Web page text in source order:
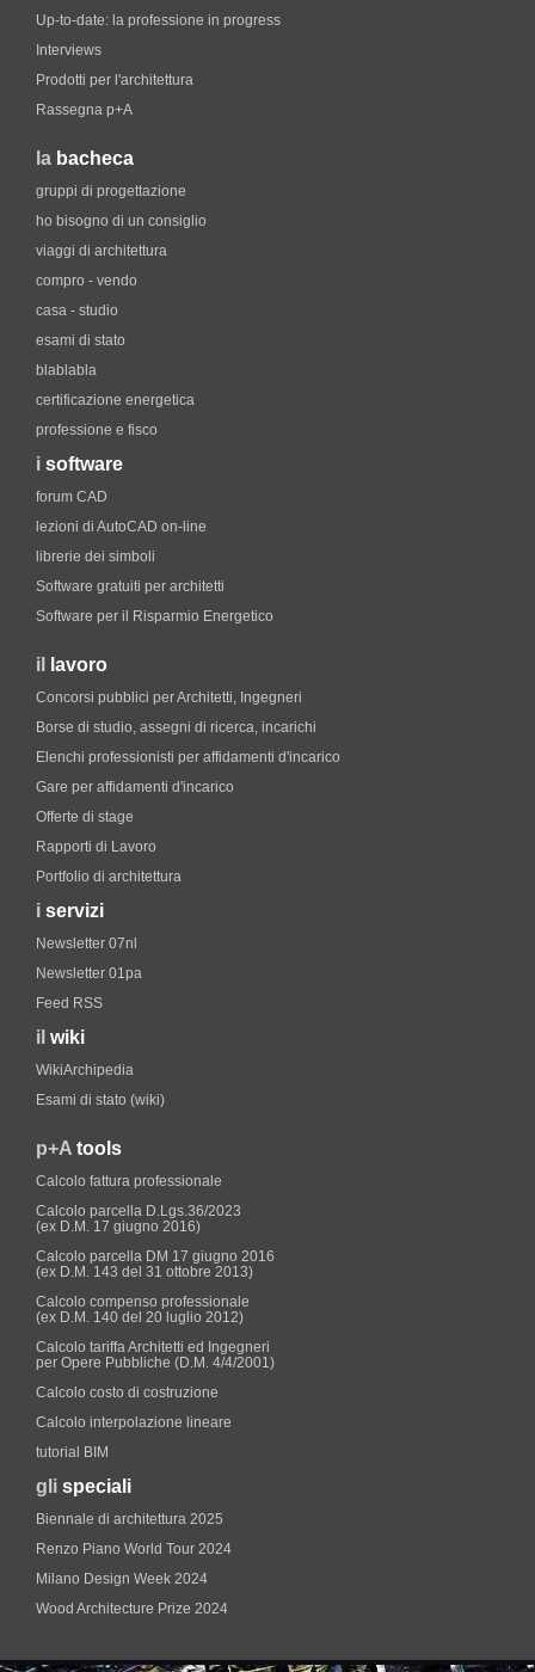
Up-to-date: la professione in progress
Interviews
Prodotti per l'architettura
Rassegna p+A
la bacheca
gruppi di progettazione
ho bisogno di un consiglio
viaggi di architettura
compro - vendo
casa - studio
esami di stato
blablabla
certificazione energetica
professione e fisco
i software
forum CAD
lezioni di AutoCAD on-line
librerie dei simboli
Software gratuiti per architetti
Software per il Risparmio Energetico
il lavoro
Concorsi pubblici per Architetti, Ingegneri
Borse di studio, assegni di ricerca, incarichi
Elenchi professionisti per affidamenti d'incarico
Gare per affidamenti d'incarico
Offerte di stage
Rapporti di Lavoro
Portfolio di architettura
i servizi
Newsletter 07nl
Newsletter 01pa
Feed RSS
il wiki
WikiArchipedia
Esami di stato (wiki)
p+A tools
Calcolo fattura professionale
Calcolo parcella D.Lgs.36/2023
(ex D.M. 17 giugno 2016)
Calcolo parcella DM 17 giugno 2016
(ex D.M. 143 del 31 ottobre 2013)
Calcolo compenso professionale
(ex D.M. 140 del 20 luglio 2012)
Calcolo tariffa Architetti ed Ingegneri
per Opere Pubbliche (D.M. 4/4/2001)
Calcolo costo di costruzione
Calcolo interpolazione lineare
tutorial BIM
gli speciali
Biennale di architettura 2025
Renzo Piano World Tour 2024
Milano Design Week 2024
Wood Architecture Prize 2024